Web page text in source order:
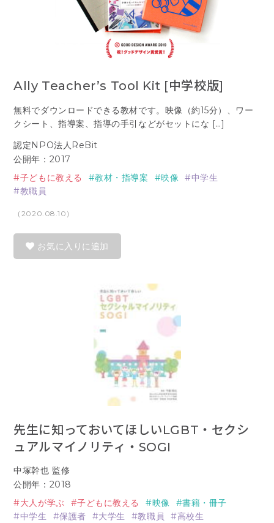
Ally Teacher’s Tool Kit [中学校版]
無料でダウンロードできる教材です。映像（約15分）、ワー
クシート、指導案、指導の手引などがセットにな […]
認定NPO法人ReBit
公開年：2017
子どもに教える
教材・指導案 映像
中学生
教職員
（2020.08.10）
お気に入りに追加
先生に知っておいてほしいLGBT・セクシ
ュアルマイノリティ・SOGI
中塚幹也 監修
公開年：2018
大人が学ぶ
子どもに教える 映像
書籍・冊子
中学生
保護者 大学生 教職員 高校生